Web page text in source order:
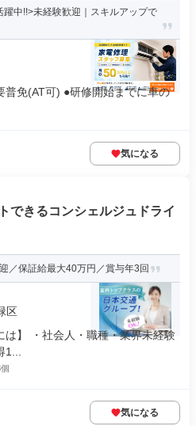
中!!>未経験歓迎｜スキルアップで
普免(AT可) ●研修開始までに車の
気になる
できるコンシェルジュドライ
／保証給最大40万円／賞与年3回
区
は】 ・社会人・職種・業界未経験
気になる